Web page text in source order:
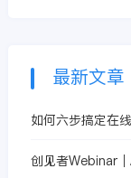
最新文章
如何六步搞定在
创见者Webinar